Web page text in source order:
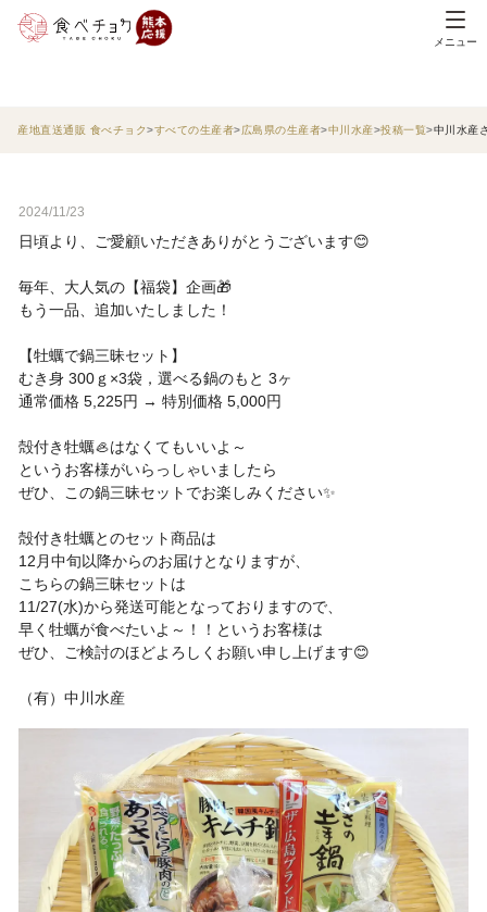
メニュー
産地直送通販 食べチョク すべての生産者 広島県の生産者 中川水産 投稿一覧 中川水産
2024/11/23
日頃より、ご愛顧いただきありがとうございます😊
毎年、大人気の【福袋】企画🎁
もう一品、追加いたしました！
【牡蠣で鍋三昧セット】
むき身 300ｇ×3袋，選べる鍋のもと 3ヶ
通常価格 5,225円 → 特別価格 5,000円
殻付き牡蠣🦪はなくてもいいよ～
というお客様がいらっしゃいましたら
ぜひ、この鍋三昧セットでお楽しみください✨
殻付き牡蠣とのセット商品は
12月中旬以降からのお届けとなりますが、
こちらの鍋三昧セットは
11/27(水)から発送可能となっておりますので、
早く牡蠣が食べたいよ～！！というお客様は
ぜひ、ご検討のほどよろしくお願い申し上げます😊
（有）中川水産